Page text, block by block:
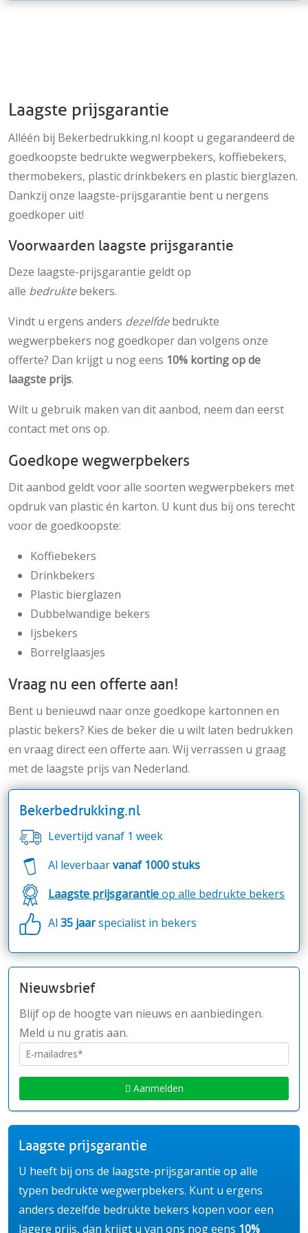
Laagste prijsgarantie
Alléén bij Bekerbedrukking.nl koopt u gegarandeerd de
goedkoopste bedrukte wegwerpbekers, koffiebekers,
thermobekers, plastic drinkbekers en plastic bierglazen.
Dankzij onze laagste-prijsgarantie bent u nergens
goedkoper uit!
Voorwaarden laagste prijsgarantie
Deze laagste-prijsgarantie geldt op
alle bedruktebekers.
Vindt u ergens anders dezelfdebedrukte
wegwerpbekers nog goedkoper dan volgens onze
offerte? Dan krijgt u nog eens 10% korting op de
laagste prijs.
Wilt u gebruik maken van dit aanbod, neem dan eerst
contact met ons op.
Goedkope wegwerpbekers
Dit aanbod geldt voor alle soorten wegwerpbekers met
opdruk van plastic én karton. U kunt dus bij ons terecht
voor de goedkoopste:
Koffiebekers
Drinkbekers
Plastic bierglazen
Dubbelwandige bekers
Ijsbekers
Borrelglaasjes
Vraag nu een offerte aan!
Bent u benieuwd naar onze goedkope kartonnen en
plastic bekers? Kies de beker die u wilt laten bedrukken
en vraag direct een offerte aan. Wij verrassen u graag
met de laagste prijs van Nederland.
Bekerbedrukking.nl
Levertijd vanaf 1 week
Al leverbaarvanaf 1000 stuks
Laagste prijsgarantieop alle bedrukte bekers
Al 35 jaarspecialist in bekers
Nieuwsbrief
Blijf op de hoogte van nieuws en aanbiedingen.
Meld u nu gratis aan.
Aanmelden
Laagste prijsgarantie
U heeft bij ons de laagste-prijsgarantie op alle
typen bedrukte wegwerpbekers. Kunt u ergens
anders dezelfde bedrukte bekers kopen voor een
lagere prijs, dan krijgt u van ons nog eens 10%